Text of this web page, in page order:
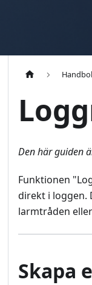
Den här guiden
Funktionen
direkt i loggen.
larmtråden
Skapa